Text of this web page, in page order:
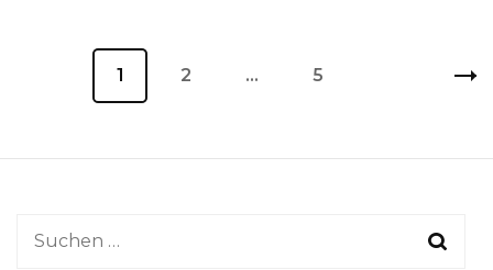
Seite
1 Seite
2 … Seite
5
Suchen